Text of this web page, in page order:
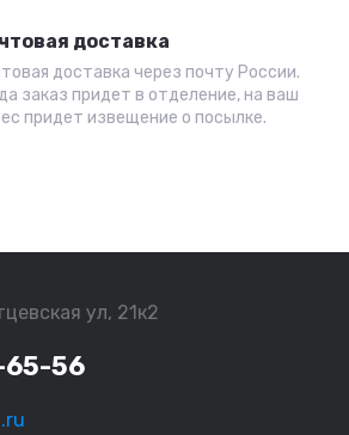
доставка
доставка через почту России.
заказ придет в отделение, на ваш
придет извещение о посылке.
ул, 21к2
56